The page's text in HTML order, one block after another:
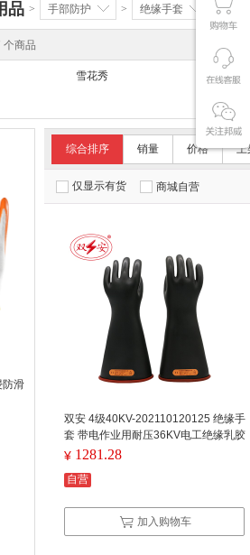
品 > 手部防护 > 绝缘手套 >
个商品
雪花秀 舒适达/
综合排序 销量 价格 上
仅显示有货 商城自营
双安 4级40KV-202110120125 绝缘手
套 带电作业用耐压36KV电工绝缘乳胶
手套 1双装
¥ 1281.28
自营
加入购物车
滑